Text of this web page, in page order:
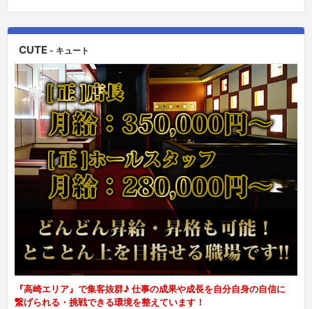
CUTE - キュート
『高崎エリア』で集客抜群♪ 仕事の成果や成長を自分自身の自信に
繋げられる・挑戦できる環境を整えています！